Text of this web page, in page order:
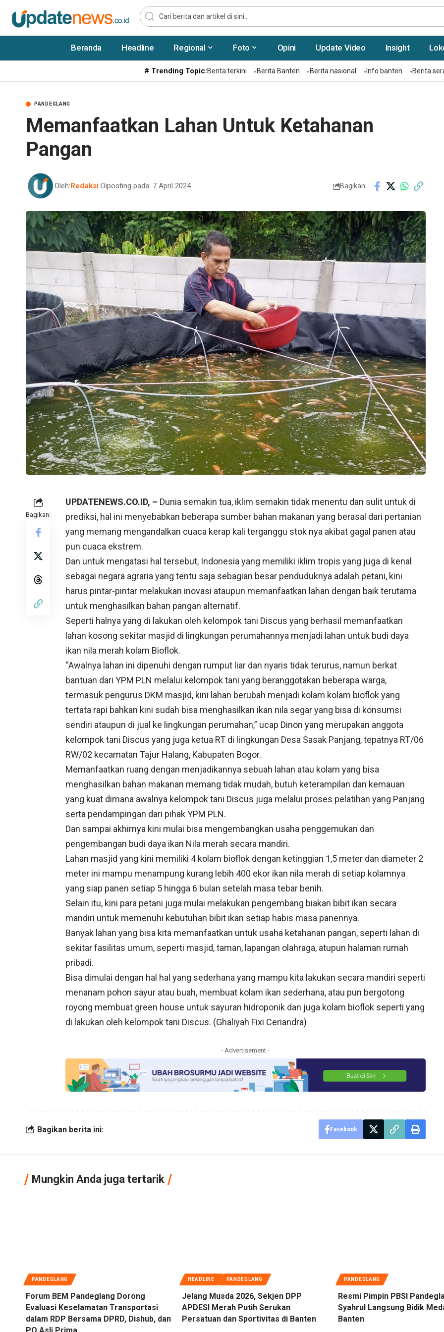
Beranda Headline Regional Foto Opini Update Video Insight
# Trending Topic:Berita terkini Berita Banten Berita nasional Info banten Berita
PANDEGLANG
Memanfaatkan Lahan Untuk Ketahanan
Pangan
Oleh: Redaksi Diposting pada: 7 April 2024 Bagikan:
Bagikan:
UPDATENEWS.CO.ID, – Dunia semakin tua, iklim semakin tidak menentu dan sulit untuk di
prediksi, hal ini menyebabkan beberapa sumber bahan makanan yang berasal dari pertanian
yang memang mengandalkan cuaca kerap kali terganggu stok nya akibat gagal panen atau
pun cuaca ekstrem.
Dan untuk mengatasi hal tersebut, Indonesia yang memiliki iklim tropis yang juga di kenal
sebagai negara agraria yang tentu saja sebagian besar penduduknya adalah petani, kini
harus pintar-pintar melakukan inovasi ataupun memanfaatkan lahan dengan baik terutama
untuk menghasilkan bahan pangan alternatif.
Seperti halnya yang di lakukan oleh kelompok tani Discus yang berhasil memanfaatkan
lahan kosong sekitar masjid di lingkungan perumahannya menjadi lahan untuk budi daya
ikan nila merah kolam Bioflok.
“Awalnya lahan ini dipenuhi dengan rumput liar dan nyaris tidak terurus, namun berkat
bantuan dari YPM PLN melalui kelompok tani yang beranggotakan beberapa warga,
termasuk pengurus DKM masjid, kini lahan berubah menjadi kolam kolam bioflok yang
tertata rapi bahkan kini sudah bisa menghasilkan ikan nila segar yang bisa di konsumsi
sendiri ataupun di jual ke lingkungan perumahan,” ucap Dinon yang merupakan anggota
kelompok tani Discus yang juga ketua RT di lingkungan Desa Sasak Panjang, tepatnya RT/06
RW/02 kecamatan Tajur Halang, Kabupaten Bogor.
Memanfaatkan ruang dengan menjadikannya sebuah lahan atau kolam yang bisa
menghasilkan bahan makanan memang tidak mudah, butuh keterampilan dan kemauan
yang kuat dimana awalnya kelompok tani Discus juga melalui proses pelatihan yang Panjang
serta pendampingan dari pihak YPM PLN.
Dan sampai akhirnya kini mulai bisa mengembangkan usaha penggemukan dan
pengembangan budi daya ikan Nila merah secara mandiri.
Lahan masjid yang kini memiliki 4 kolam bioflok dengan ketinggian 1,5 meter dan diameter 2
meter ini mampu menampung kurang lebih 400 ekor ikan nila merah di setiap kolamnya
yang siap panen setiap 5 hingga 6 bulan setelah masa tebar benih.
Selain itu, kini para petani juga mulai melakukan pengembang biakan bibit ikan secara
mandiri untuk memenuhi kebutuhan bibit ikan setiap habis masa panennya.
Banyak lahan yang bisa kita memanfaatkan untuk usaha ketahanan pangan, seperti lahan di
sekitar fasilitas umum, seperti masjid, taman, lapangan olahraga, atupun halaman rumah
pribadi.
Bisa dimulai dengan hal hal yang sederhana yang mampu kita lakukan secara mandiri seperti
menanam pohon sayur atau buah, membuat kolam ikan sederhana, atau pun bergotong
royong membuat green house untuk sayuran hidroponik dan juga kolam bioflok seperti yang
di lakukan oleh kelompok tani Discus. (Ghaliyah Fixi Ceriandra)
- Advertisement -
Bagikan berita ini: Facebook
Mungkin Anda juga tertarik
PANDEGLANG
Forum BEM Pandeglang Dorong
Evaluasi Keselamatan Transportasi
dalam RDP Bersama DPRD, Dishub, dan
HEADLINE PANDEGLANG
Jelang Musda 2026, Sekjen DPP
APDESI Merah Putih Serukan
Persatuan dan Sportivitas di Banten
PANDEGLANG
Resmi Pimpin PBSI
Syahrul Langsung Bidik
Banten